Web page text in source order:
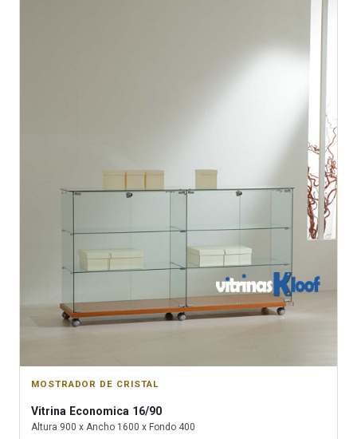
MOSTRADOR DE CRISTAL
Vitrina Economica 16/90
Altura 900 x Ancho 1600 x Fondo 400